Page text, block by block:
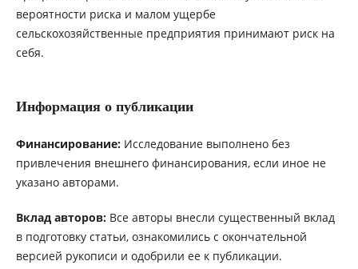
вероятности риска и малом ущербе
сельскохозяйственные предприятия принимают риск на
себя.
Информация о публикации
Финансирование:Исследование выполнено без
привлечения внешнего финансирования, если иное не
указано авторами.
Вклад авторов:Все авторы внесли существенный вклад
в подготовку статьи, ознакомились с окончательной
версией рукописи и одобрили ее к публикации.